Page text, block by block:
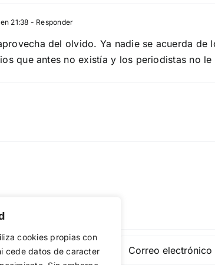
cookies propias con
cede datos de caracter
21:38 - Responder
del olvido. Ya nadie se acuerda
que antes no existía y los periodistas no